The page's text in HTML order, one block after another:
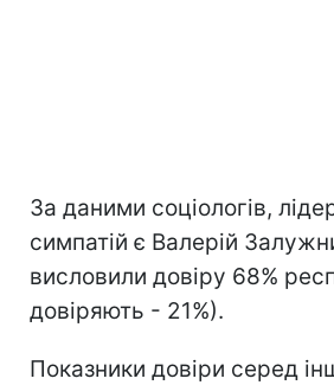
За даними соціологів,
симпатій є Валерій
висловили довіру 68%
довіряють - 21%).
Показники довіри серед